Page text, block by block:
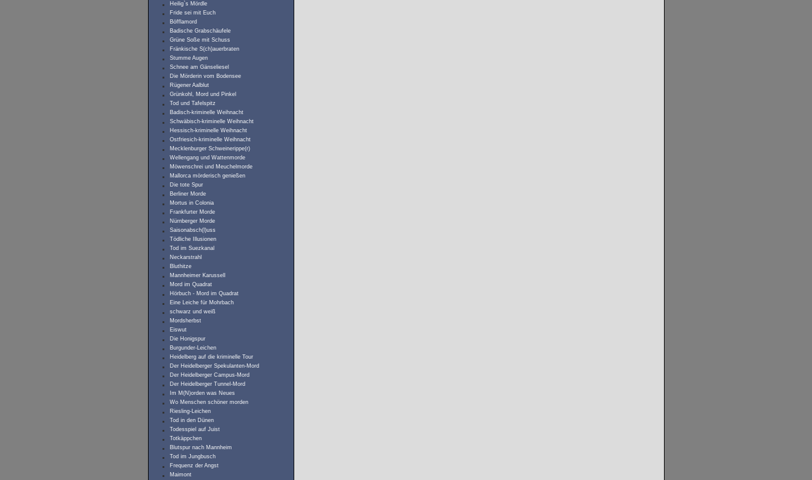
Heilig`s Mördle
Fride sei mit Euch
Böfflamord
Badische Grabschäufele
Grüne Soße mit Schuss
Fränkische S(ch)auerbraten
Stumme Augen
Schnee am Gänseliesel
Die Mörderin vom Bodensee
Rügener Aalblut
Grünkohl, Mord und Pinkel
Tod und Tafelspitz
Badisch-kriminelle Weihnacht
Schwäbisch-kriminelle Weihnacht
Hessisch-kriminelle Weihnacht
Ostfriesich-kriminelle Weihnacht
Mecklenburger Schweinerippe(r)
Wellengang und Wattenmorde
Möwenschrei und Meuchelmorde
Mallorca mörderisch genießen
Die tote Spur
Berliner Morde
Mortus in Colonia
Frankfurter Morde
Nürnberger Morde
Saisonabsch(l)uss
Tödliche Illusionen
Tod im Suezkanal
Neckarstrahl
Bluthitze
Mannheimer Karussell
Mord im Quadrat
Hörbuch - Mord im Quadrat
Eine Leiche für Mohrbach
schwarz und weiß
Mordsherbst
Eiswut
Die Honigspur
Burgunder-Leichen
Heidelberg auf die kriminelle Tour
Der Heidelberger Spekulanten-Mord
Der Heidelberger Campus-Mord
Der Heidelberger Tunnel-Mord
Im M(N)orden was Neues
Wo Menschen schöner morden
Riesling-Leichen
Tod in den Dünen
Todesspiel auf Juist
Totkäppchen
Blutspur nach Mannheim
Tod im Jungbusch
Frequenz der Angst
Maimont